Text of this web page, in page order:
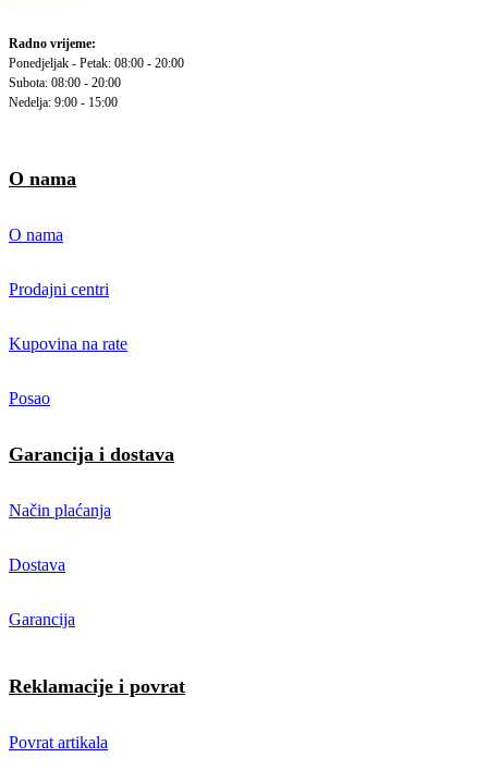
Radno vrijeme:
Ponedjeljak - Petak: 08:00 - 20:00
Subota: 08:00 - 20:00
Nedelja: 9:00 - 15:00
O nama
O nama
Prodajni centri
Kupovina na rate
Posao
Garancija i dostava
Način plaćanja
Dostava
Garancija
Reklamacije i povrat
Povrat artikala